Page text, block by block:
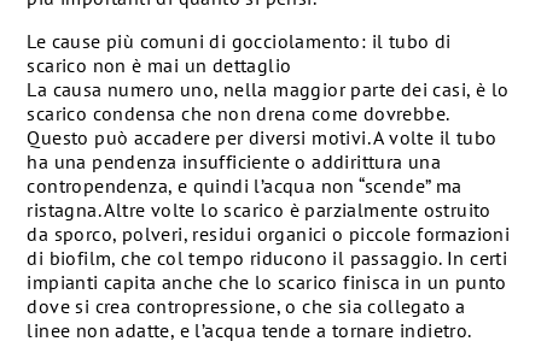
Le cause più comuni di gocciolamento: il tubo di
scarico non è mai un dettaglio
La causa numero uno, nella maggior parte dei casi, è lo
scarico condensa che non drena come dovrebbe.
Questo può accadere per diversi motivi. A volte il tubo
ha una pendenza insufficiente o addirittura una
contropendenza, e quindi l’acqua non “scende” ma
ristagna. Altre volte lo scarico è parzialmente ostruito
da sporco, polveri, residui organici o piccole formazioni
di biofilm, che col tempo riducono il passaggio. In certi
impianti capita anche che lo scarico finisca in un punto
dove si crea contropressione, o che sia collegato a
linee non adatte, e l’acqua tende a tornare indietro.